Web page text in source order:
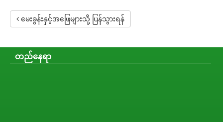
မေးခွန်းနှင့်အဖြေများသို့ ပြန်သွားရန်
တည်နေရာ